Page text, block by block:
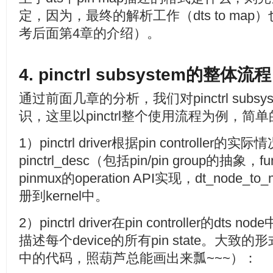
定，因为，最终的解析工作（dts to map
考后面第4章的介绍）。
4. pinctrl subsystem的整体流程
通过前面几章的分析，我们对pinctrl
识，这里以pinctrl整个使用流程为例，简
1）pinctrl driver根据pin controller的实际情
pinctrl_desc（包括pin/pin group的抽象，
pinmux的operation API实现，
册到kernel中。
2）pinctrl driver在pin controller的dts node
描述每个device的所有pin state。大致的
中的代码，照葫芦总能画出来瓢~~~）：